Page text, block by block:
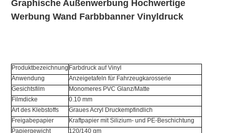
Graphische Außenwerbung Hochwertige
Werbung Wand Farbbbanner Vinyldruck
Produktbezeichnung Farbdruck auf Vinyl
Anwendung
Anzeigetafeln für Fahrzeugkarosserie
Gesichtsfilm
Monomeres PVC Glanz/Matte
Filmdicke
0.10 mm
Art des Klebstoffs
Graues Acryl Druckempfindlich
Freigabepapier
Kraftpapier mit Silizium- und PE-Beschichtung
Papiergewicht
120/140 gm